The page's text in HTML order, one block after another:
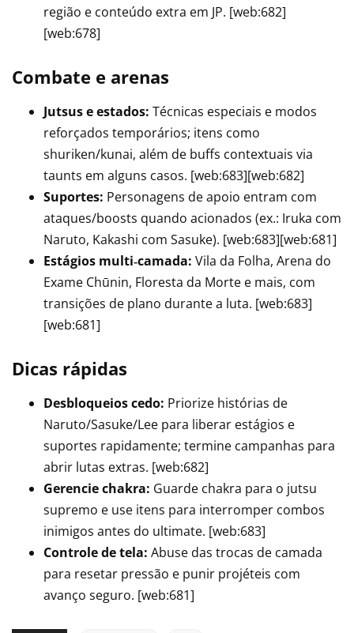
região e conteúdo extra em JP. [web:682]
[web:678]
Combate e arenas
Jutsus e estados: Técnicas especiais e modos
reforçados temporários; itens como
shuriken/kunai, além de buffs contextuais via
taunts em alguns casos. [web:683][web:682]
Suportes: Personagens de apoio entram com
ataques/boosts quando acionados (ex.: Iruka com
Naruto, Kakashi com Sasuke). [web:683][web:681]
Estágios multi‑camada: Vila da Folha, Arena do
Exame Chūnin, Floresta da Morte e mais, com
transições de plano durante a luta. [web:683]
[web:681]
Dicas rápidas
Desbloqueios cedo: Priorize histórias de
Naruto/Sasuke/Lee para liberar estágios e
suportes rapidamente; termine campanhas para
abrir lutas extras. [web:682]
Gerencie chakra: Guarde chakra para o jutsu
supremo e use itens para interromper combos
inimigos antes do ultimate. [web:683]
Controle de tela: Abuse das trocas de camada
para resetar pressão e punir projéteis com
avanço seguro. [web:681]